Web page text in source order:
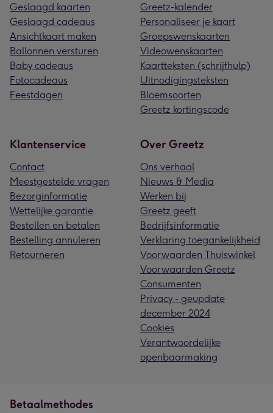
Geslaagd kaarten
Geslaagd cadeaus
Ansichtkaart maken
Ballonnen versturen
Baby cadeaus
Fotocadeaus
Feestdagen
Greetz-kalender
Personaliseer je kaart
Groepswenskaarten
Videowenskaarten
Kaartteksten (schrijfhulp)
Uitnodigingsteksten
Bloemsoorten
Greetz kortingscode
Klantenservice
Contact
Meestgestelde vragen
Bezorginformatie
Wettelijke garantie
Bestellen en betalen
Bestelling annuleren
Retourneren
Over Greetz
Ons verhaal
Nieuws & Media
Werken bij
Greetz geeft
Bedrijfsinformatie
Verklaring toegankelijkheid
Voorwaarden Thuiswinkel
Voorwaarden Greetz
Consumenten
Privacy - geupdate
december 2024
Cookies
Verantwoordelijke
openbaarmaking
Betaalmethodes